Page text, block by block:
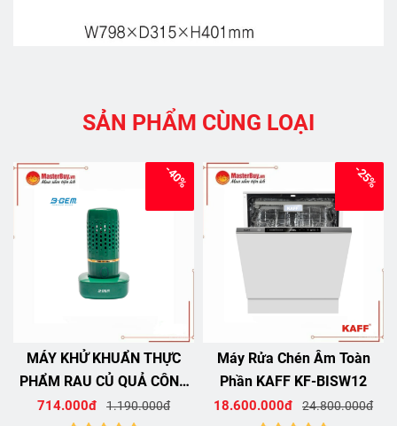
SẢN PHẨM CÙNG LOẠI
MÁY KHỬ KHUẨN THỰC
PHẨM RAU CỦ QUẢ CÔNG
NGHỆ ION HYDROXYL B-
714.000đ 1.190.000đ
-40%
Máy Rửa Chén Âm Toàn
Phần KAFF KF-BISW12
18.600.000đ 24.800.000đ
-25%